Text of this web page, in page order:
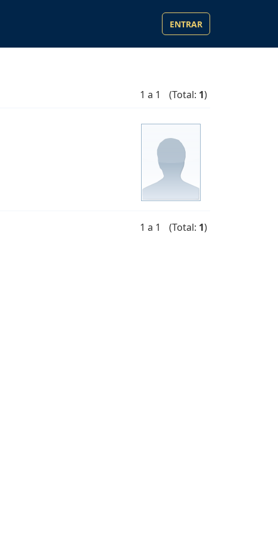
ENTRAR
1 a 1 (Total: 1)
1 a 1 (Total: 1)